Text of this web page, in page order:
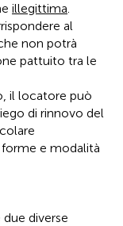
illegittima.
al
non potrà
pattuito tra le
il locatore può
di rinnovo del
e modalità
diverse